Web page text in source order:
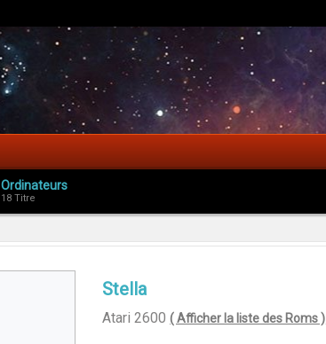
Ordinateurs
18 Titre
Stella
Atari 2600 ( Afficher la liste des Roms )